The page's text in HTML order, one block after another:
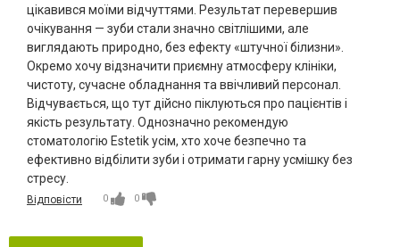
цікавився моїми відчуттями. Результат перевершив
очікування — зуби стали значно світлішими, але
виглядають природно, без ефекту «штучної білизни».
Окремо хочу відзначити приємну атмосферу клініки,
чистоту, сучасне обладнання та ввічливий персонал.
Відчувається, що тут дійсно піклуються про пацієнтів і
якість результату. Однозначно рекомендую
стоматологію Estetik усім, хто хоче безпечно та
ефективно відбілити зуби і отримати гарну усмішку без
стресу.
Відповісти 0 0